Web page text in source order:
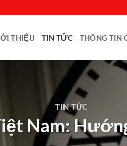
THIỆU TIN TỨC THÔNG TIN
TIN TỨC
Nam: